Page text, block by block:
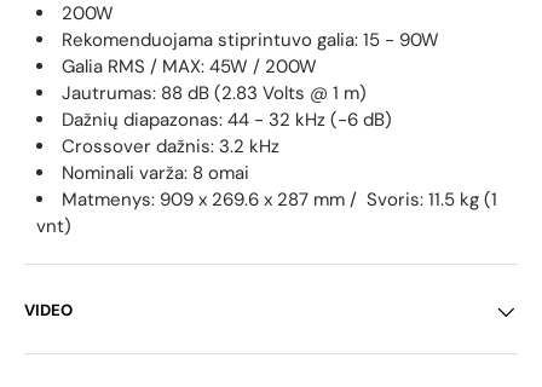
200W
Rekomenduojama stiprintuvo galia: 15 - 90W
Galia RMS / MAX: 45W / 200W
Jautrumas: 88 dB (2.83 Volts @ 1 m)
Dažnių diapazonas: 44 - 32 kHz (-6 dB)
Crossover dažnis: 3.2 kHz
Nominali varža: 8 omai
Matmenys: 909 x 269.6 x 287 mm / Svoris: 11.5 kg (1
vnt)
VIDEO